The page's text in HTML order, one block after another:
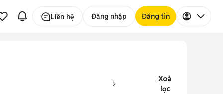
Liên hệ Đăng nhập Đăng tin
Xoá
lọc